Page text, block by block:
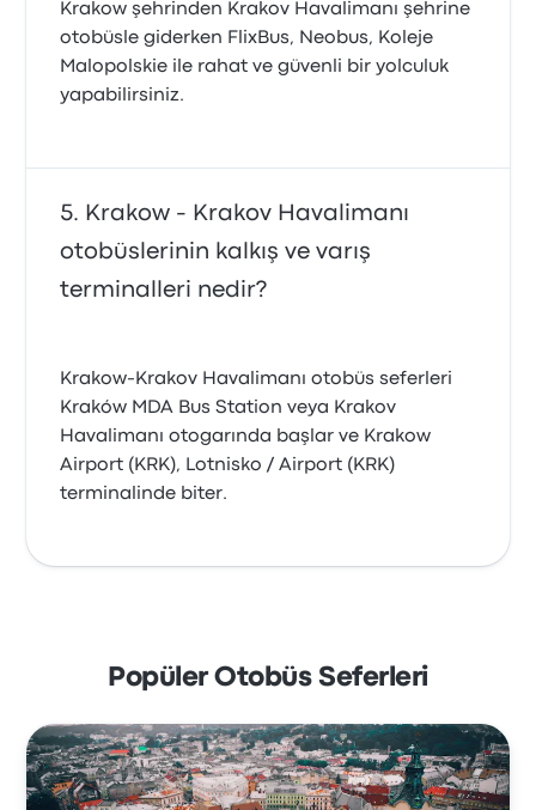
Krakow şehrinden Krakov Havalimanı şehrine
otobüsle giderken FlixBus, Neobus, Koleje
Malopolskie ile rahat ve güvenli bir yolculuk
yapabilirsiniz.
Krakow - Krakov Havalimanı
otobüslerinin kalkış ve varış
terminalleri nedir?
Krakow-Krakov Havalimanı otobüs seferleri
Kraków MDA Bus Station veya Krakov
Havalimanı otogarında başlar ve Krakow
Airport (KRK), Lotnisko / Airport (KRK)
terminalinde biter.
Popüler Otobüs Seferleri